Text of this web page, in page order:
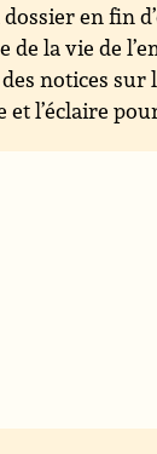
en fin
la vie de
notices
l’éclaire